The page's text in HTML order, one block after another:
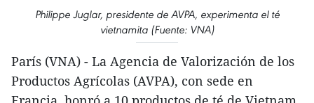
Philippe Juglar, presidente de AVPA, experimenta el té
vietnamita (Fuente: VNA)
París (VNA) - La Agencia de Valorización de los
Productos Agrícolas (AVPA), con sede en